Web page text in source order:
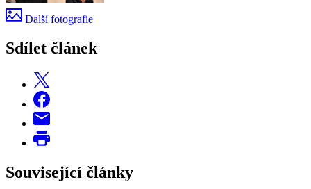
Další fotografie
Sdílet článek
Související články